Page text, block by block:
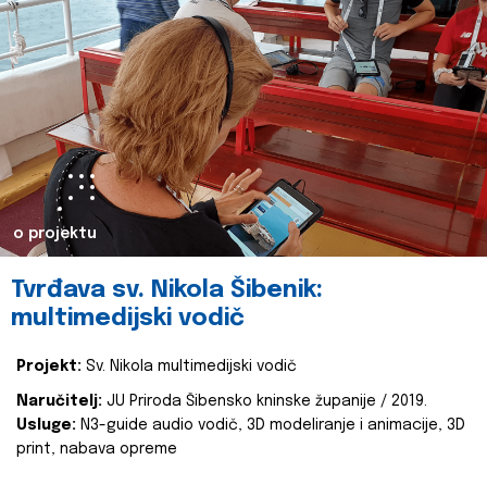
o projektu
Tvrđava sv. Nikola Šibenik:
multimedijski vodič
Projekt: Sv. Nikola multimedijski vodič
Naručitelj: JU Priroda Šibensko kninske županije / 2019.
Usluge: N3-guide audio vodič, 3D modeliranje i animacije, 3D
print, nabava opreme